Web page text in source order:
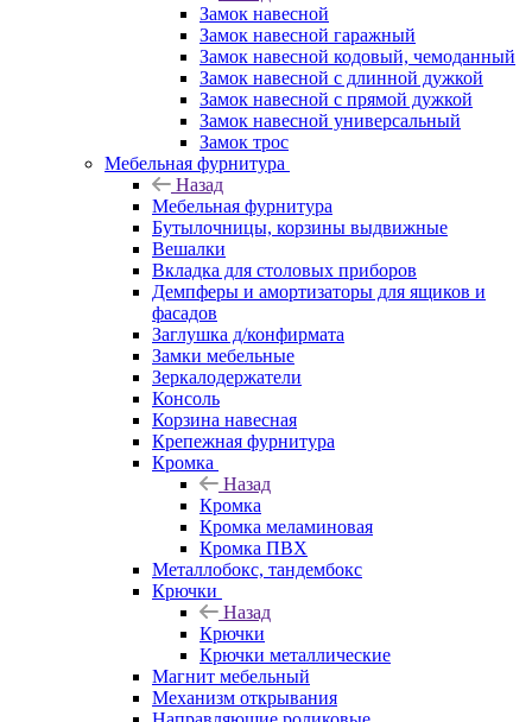
Замок навесной
Замок навесной гаражный
Замок навесной кодовый, чемоданный
Замок навесной с длинной дужкой
Замок навесной с прямой дужкой
Замок навесной универсальный
Замок трос
Мебельная фурнитура
Назад
Мебельная фурнитура
Бутылочницы, корзины выдвижные
Вешалки
Вкладка для столовых приборов
Демпферы и амортизаторы для ящиков и
фасадов
Заглушка д/конфирмата
Замки мебельные
Зеркалодержатели
Консоль
Корзина навесная
Крепежная фурнитура
Кромка
Назад
Кромка
Кромка меламиновая
Кромка ПВХ
Металлобокс, тандембокс
Крючки
Назад
Крючки
Крючки металлические
Магнит мебельный
Механизм открывания